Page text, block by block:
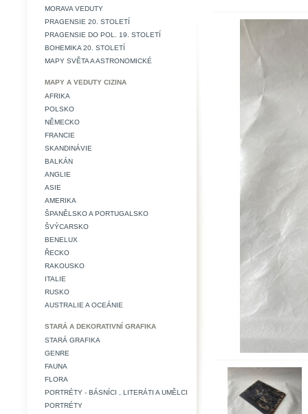
MORAVA VEDUTY
PRAGENSIE 20. STOLETÍ
PRAGENSIE DO POL. 19. STOLETÍ
BOHEMIKA 20. STOLETÍ
MAPY SVĚTA A ASTRONOMICKÉ
MAPY A VEDUTY CIZINA
AFRIKA
POLSKO
NĚMECKO
FRANCIE
SKANDINÁVIE
BALKÁN
ANGLIE
ASIE
AMERIKA
ŠPANĚLSKO A PORTUGALSKO
ŠVÝCARSKO
BENELUX
ŘECKO
RAKOUSKO
ITALIE
RUSKO
AUSTRALIE A OCEÁNIE
STARÁ A DEKORATIVNÍ GRAFIKA
STARÁ GRAFIKA
GENRE
FAUNA
FLORA
PORTRÉTY - BÁSNÍCI , LITERÁTI A UMĚLCI
PORTRÉTY